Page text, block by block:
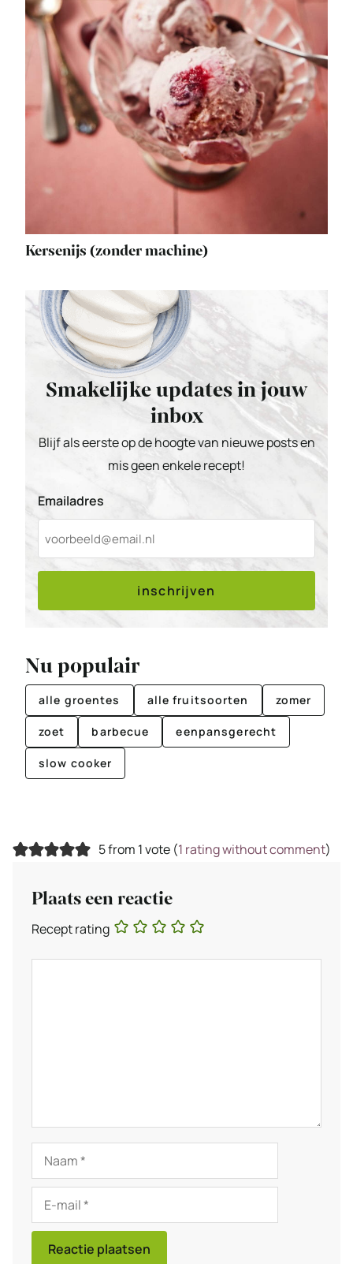
Kersenijs (zonder machine)
Smakelijke updates in jouw
inbox
Blijf als eerste op de hoogte van nieuwe posts en
mis geen enkele recept!
Emailadres
inschrijven
Nu populair
alle groentes alle fruitsoorten zomer
zoet barbecue eenpansgerecht
slow cooker
5 from 1 vote (1 rating without comment)
Plaats een reactie
Recept rating
Naam
mail